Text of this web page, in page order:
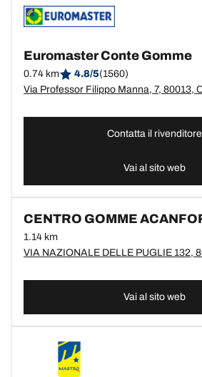
Euromaster Conte Gomme
0.74 km 4.8/5(1560)
Contatta il rivenditore
Vai al sito web
CENTRO GOMME
1.14 km
Vai al sito web